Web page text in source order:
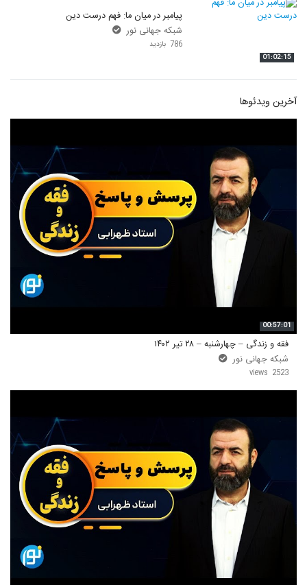
01:02:15
پیامبر در میان ما: فهم درست دین
شبکه جهانی نور
786 بازدید
آخرین ویدئوها
00:57:01
فقه و زندگی – چهارشنبه – ۲۸ تیر ۱۴۰۲
شبکه جهانی نور
2523 views